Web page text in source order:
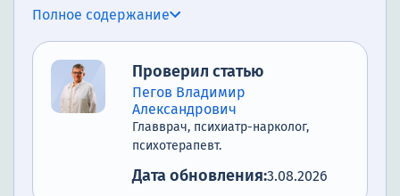
Список литературы
Полное содержание
Проверил статью
Пегов Владимир
Александрович
Главврач, психиатр-нарколог,
психотерапевт.
Дата обновления:3.08.2026